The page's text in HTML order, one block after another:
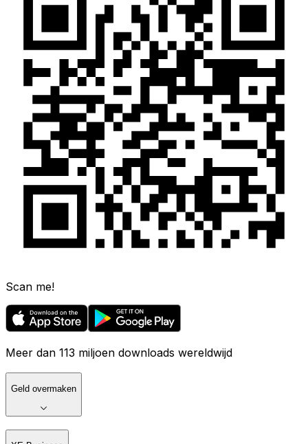
Scan me!
Meer dan 113 miljoen downloads wereldwijd
Geld overmaken